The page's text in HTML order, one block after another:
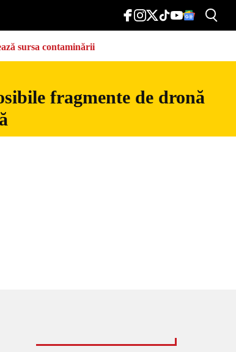
sursa contaminării
fragmente de dronă